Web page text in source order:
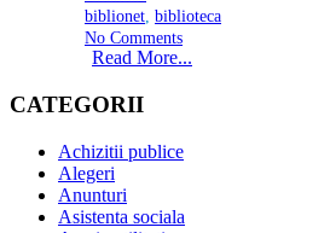
biblionet biblioteca
No Comments
Read More...
CATEGORII
Achizitii publice
Alegeri
Anunturi
Asistenta sociala